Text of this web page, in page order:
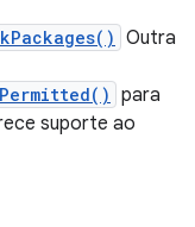
Outra
para
suporte ao